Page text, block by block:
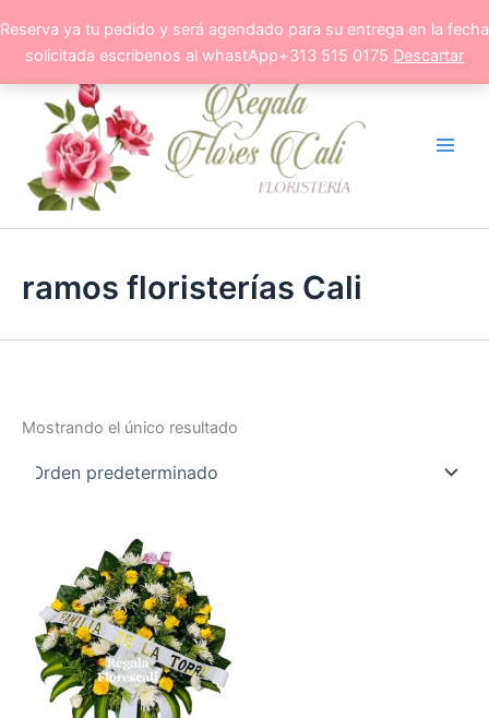
Reserva ya tu pedido y será agendado para su entrega en la fecha
solicitada escribenos al whastApp+313 515 0175 Descartar
al
contenido
ramos floristerías Cali
Mostrando el único resultado